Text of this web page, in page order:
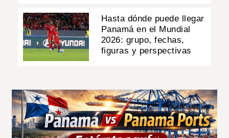
Hasta dónde puede llegar
Panamá en el Mundial
2026: grupo, fechas,
figuras y perspectivas